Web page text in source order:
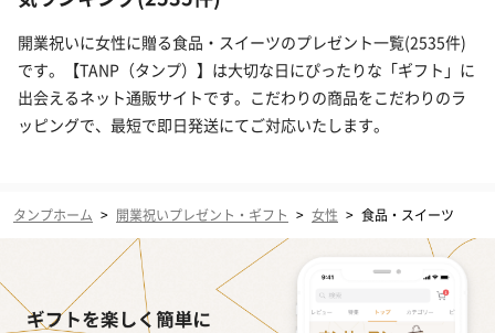
開業祝いに女性に贈る食品・スイーツのプレゼント一覧(2535件)
です。【TANP（タンプ）】は大切な日にぴったりな「ギフト」に
出会えるネット通販サイトです。こだわりの商品をこだわりのラ
ッピングで、最短で即日発送にてご対応いたします。
タンプホーム > 開業祝いプレゼント・ギフト > 女性 > 食品・スイーツ